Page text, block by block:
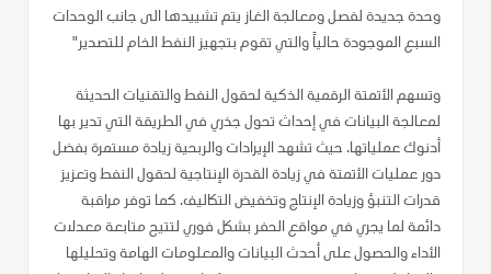
وحدة جديدة لفصل ومعالجة الغاز يتم تشييدها الى جانب الوحدات
السبع الموجودة حالياً والتي تقوم بتجهيز النفط الخام للتصدير"
وتسهم الأتمتة الرقمية الذكية لحقول النفط والتقنيات الحديثة
لمعالجة البيانات في إحداث تحول جذري في الطريقة التي تدير بها
أدنوك عملياتها. حيث تشهد الإيرادات والربحية زيادة مستمرة بفضل
دور عمليات الأتمتة في زيادة القدرة الإنتاجية لحقول النفط وتعزيز
قدرات التنبؤ وزيادة الإنتاج وتخفيض التكاليف. كما توفر مراقبة
دائمة لما يجري في مواقع الحفر بشكل فوري لتتيح متابعة معدلات
الأداء والحصول على أحدث البيانات والمعلومات الهامة وتحليلها